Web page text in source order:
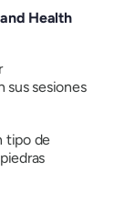
Health
sesiones
tipo de